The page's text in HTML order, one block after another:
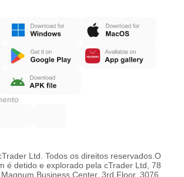
Ltd. Todos os direitos reservados. O
é detido e explorado pela cTrader Ltd, 78
Business Center, 3rd Floor, 3076